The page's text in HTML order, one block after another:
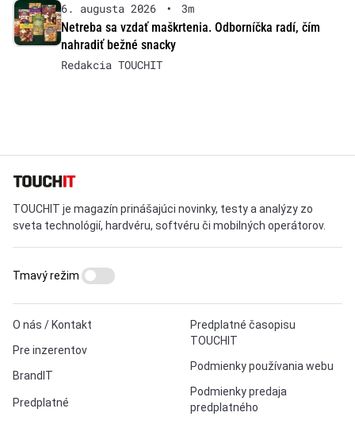
6. augusta 2026 •
3m
Netreba sa vzdať maškrtenia. Odborníčka radí, čím
nahradiť bežné snacky
Redakcia TOUCHIT
TOUCHIT je magazín prinášajúci novinky, testy a analýzy zo
sveta technológií, hardvéru, softvéru či mobilných operátorov.
O nás / Kontakt
Pre inzerentov
BrandIT
Predplatné
Predplatné časopisu
TOUCHIT
Podmienky používania webu
Podmienky predaja
predplatného
Tmavý režim